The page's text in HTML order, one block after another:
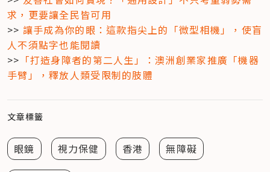
求，更要讓全民皆可用
>> 讓手成為你的眼：這款指尖上的「微型相機」，使盲
人不須點字也能閱讀
>> 「打造身障者的第二人生」：澳洲創業家推廣「機器
手臂」，釋放人類受限制的肢體
文章標籤
眼鏡 視力保健 香港 無障礙